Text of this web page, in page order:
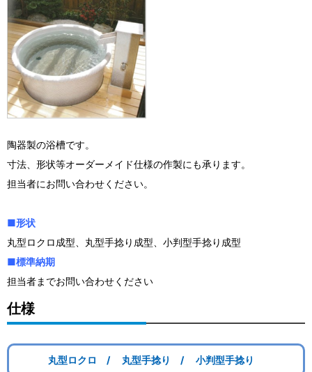
陶器製の浴槽です。
寸法、形状等オーダーメイド仕様の作製にも承ります。
担当者にお問い合わせください。
■形状
丸型ロクロ成型、丸型手捻り成型、小判型手捻り成型
■標準納期
担当者までお問い合わせください
仕様
丸型ロクロ / 丸型手捻り / 小判型手捻り